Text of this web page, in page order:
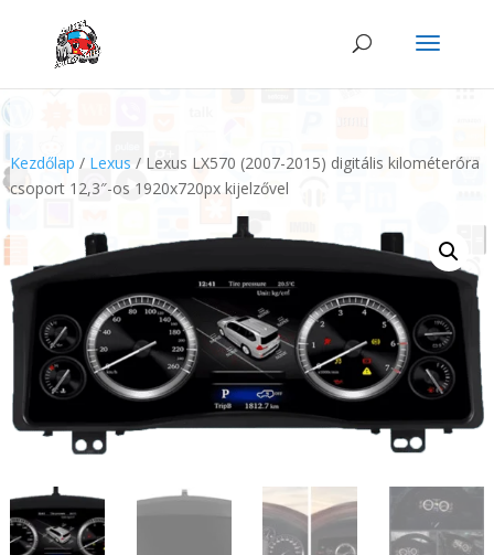
Kezdőlap / Lexus / Lexus LX570 (2007-2015) digitális kilométeróra
csoport 12,3″-os 1920x720px kijelzővel